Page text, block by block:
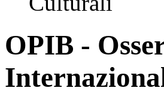
OPIB -